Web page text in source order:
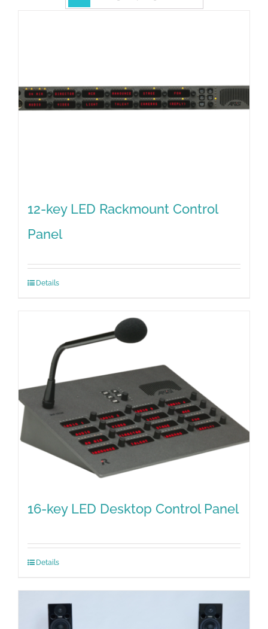
12-key LED Rackmount Control
Panel
Details
16-key LED Desktop Control Panel
Details